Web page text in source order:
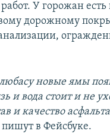
У горожан есть
дорожному
новые ямы
и вода стоит и не
и качество
пишут в Фейсбуке.